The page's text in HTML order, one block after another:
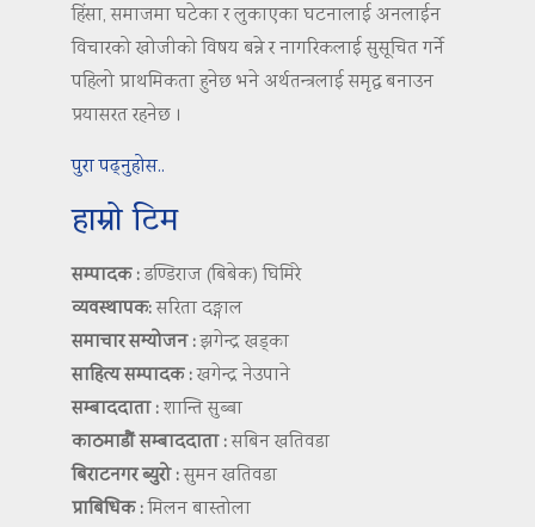
हिंसा, समाजमा घटेका र लुकाएका घटनालाई अनलाईन
विचारको खोजीको विषय बन्ने र नागरिकलाई सुसूचित गर्ने
पहिलो प्राथमिकता हुनेछ भने अर्थतन्त्रलाई समृद्ध बनाउन
प्रयासरत रहनेछ ।
पुरा पढ्नुहोस..
हाम्रो टिम
सम्पादक :डण्डिराज (बिबेक) घिमिरे
व्यवस्थापक:सरिता दङ्गाल
समाचार सम्योजन :झगेन्द्र खड्का
साहित्य सम्पादक :खगेन्द्र नेउपाने
सम्बाददाता :शान्ति सुब्बा
काठमाडौं सम्बाददाता :सबिन खतिवडा
बिराटनगर ब्युरो :सुमन खतिवडा
प्राबिधिक :मिलन बास्तोला